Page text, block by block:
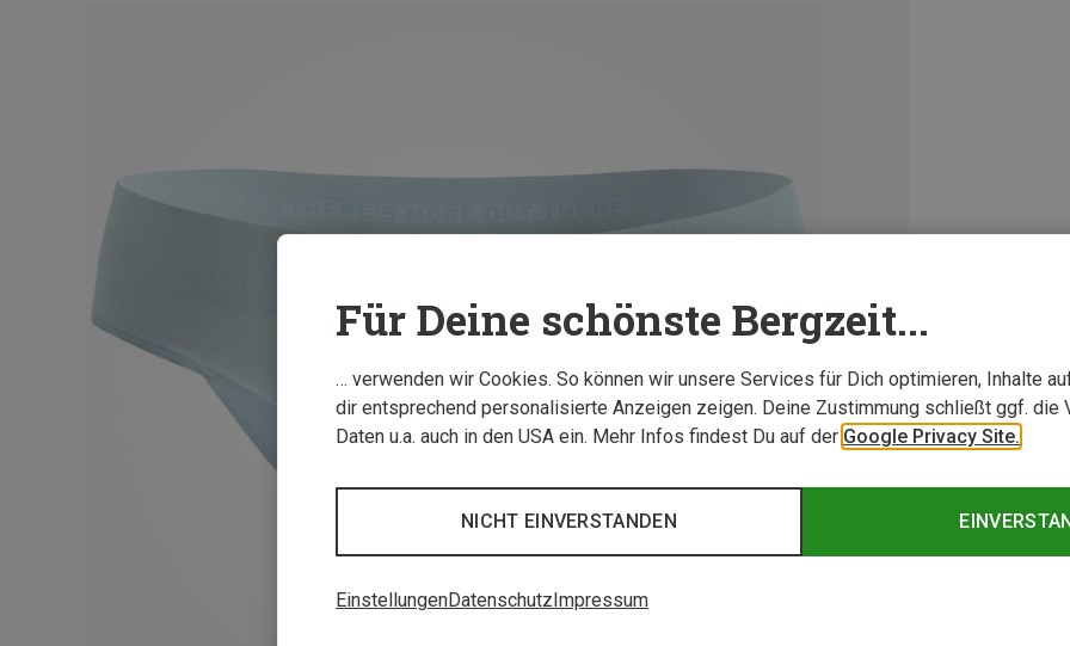
Für Deine schönste Bergzeit...
… verwenden wir Cookies. So können wir unsere Services für Dich optimieren, Inhalte
dir entsprechend personalisierte Anzeigen zeigen. Deine Zustimmung schließt ggf. die
Daten u.a. auch in den USA ein. Mehr Infos findest Du auf der Google Privacy Site.
NICHT EINVERSTANDEN
EinstellungenDatenschutz Impressum